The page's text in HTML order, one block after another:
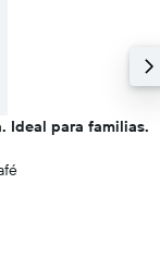
Ideal para familias.